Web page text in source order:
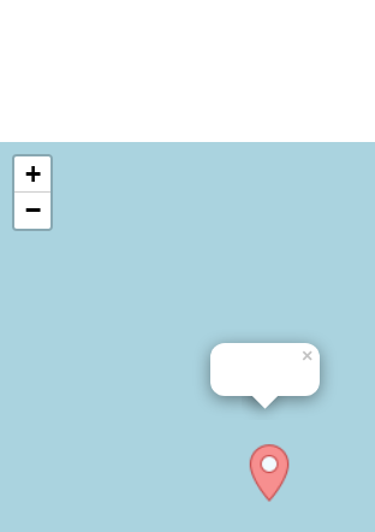
×
+
−